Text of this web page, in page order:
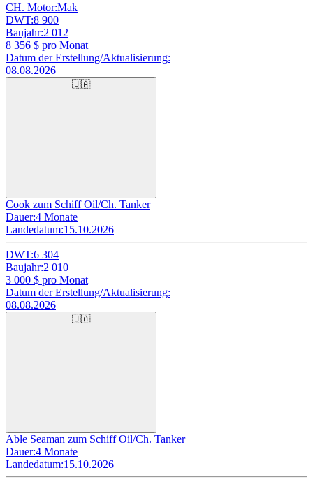
CH. Motor:Mak
DWT:8 900
Baujahr:2 012
8 356 $ pro Monat
Datum der Erstellung/Aktualisierung:
08.08.2026
🇺🇦
Cook zum Schiff Oil/Ch. Tanker
Dauer:4 Monate
Landedatum:15.10.2026
DWT:6 304
Baujahr:2 010
3 000 $ pro Monat
Datum der Erstellung/Aktualisierung:
08.08.2026
🇺🇦
Able Seaman zum Schiff Oil/Ch. Tanker
Dauer:4 Monate
Landedatum:15.10.2026